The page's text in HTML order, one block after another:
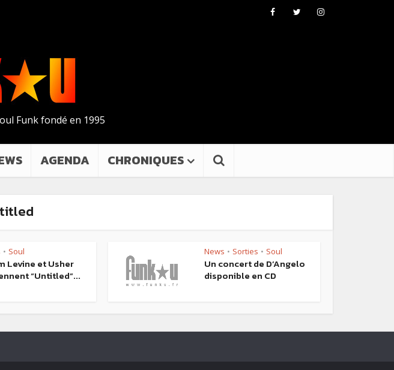
Funk fondé en 1995
AGENDA CHRONIQUES
• Soul
Levine et Usher
“Untitled”...
News • Sorties • Soul
Un concert de D’Angelo
disponible en CD